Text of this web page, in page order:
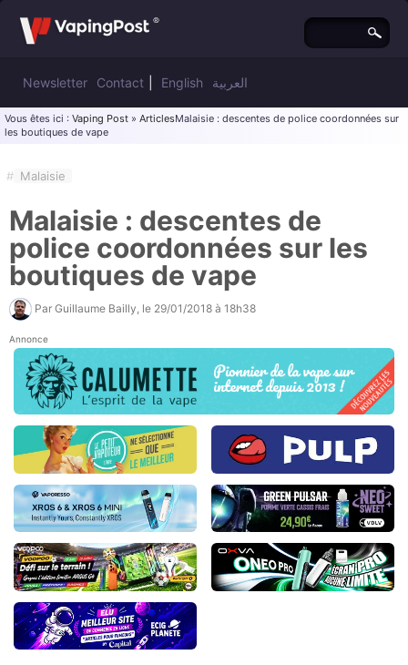
Newsletter Contact English العربية
Vous êtes ici : Vaping Post » ArticlesMalaisie : descentes de police coordonnées sur
les boutiques de vape
# Malaisie
Malaisie : descentes de
police coordonnées sur les
boutiques de vape
Par Guillaume Bailly , le 29/01/2018 à 18h38
Annonce